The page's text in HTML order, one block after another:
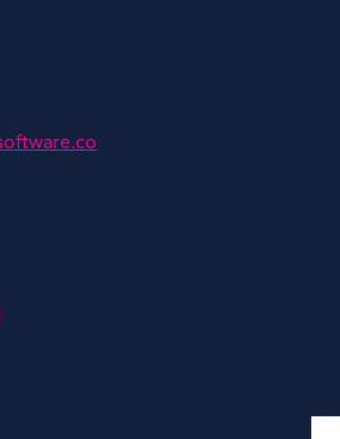
Facebook
compte Instagram
sur notre chaîne YouTube